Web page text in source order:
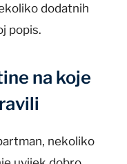
dodatnih
popis.
na koje
nekoliko